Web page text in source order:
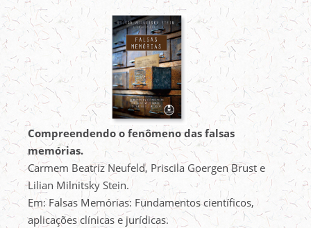
Compreendendo o fenômeno das falsas
memórias.
Carmem Beatriz Neufeld, Priscila Goergen Brust e
Lilian Milnitsky Stein.
Em: Falsas Memórias: Fundamentos científicos,
aplicações clínicas e jurídicas.